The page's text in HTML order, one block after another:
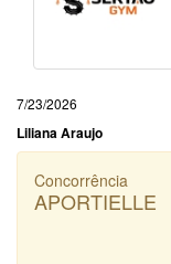
7/23/2026
Liliana Araujo
Concorrência
APORTIELLE